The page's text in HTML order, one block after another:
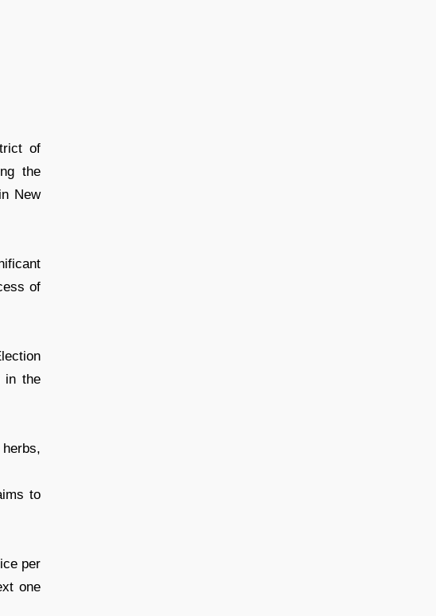
of
the
New
of
in the
to
per
one